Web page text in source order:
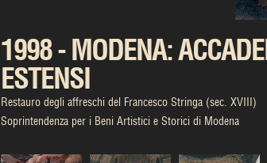
1998 - MODENA:
ESTENSI
Restauro degli affreschi del Francesco Stringa (sec. XVIII)
Soprintendenza per i Beni Artistici e Storici di Modena